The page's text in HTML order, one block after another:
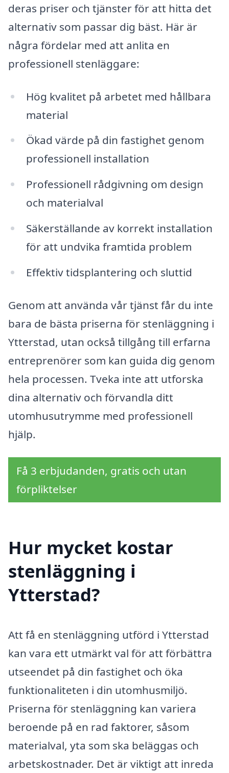
deras priser och tjänster för att hitta det
alternativ som passar dig bäst. Här är
några fördelar med att anlita en
professionell stenläggare:
Hög kvalitet på arbetet med hållbara
material
Ökad värde på din fastighet genom
professionell installation
Professionell rådgivning om design
och materialval
Säkerställande av korrekt installation
för att undvika framtida problem
Effektiv tidsplantering och sluttid
Genom att använda vår tjänst får du inte
bara de bästa priserna för stenläggning i
Ytterstad, utan också tillgång till erfarna
entreprenörer som kan guida dig genom
hela processen. Tveka inte att utforska
dina alternativ och förvandla ditt
utomhusutrymme med professionell
hjälp.
Få 3 erbjudanden, gratis och utan
förpliktelser
Hur mycket kostar
stenläggning i
Ytterstad?
Att få en stenläggning utförd i Ytterstad
kan vara ett utmärkt val för att förbättra
utseendet på din fastighet och öka
funktionaliteten i din utomhusmiljö.
Priserna för stenläggning kan variera
beroende på en rad faktorer, såsom
materialval, yta som ska beläggas och
arbetskostnader. Det är viktigt att inreda